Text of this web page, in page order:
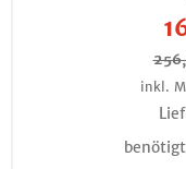
inkl.